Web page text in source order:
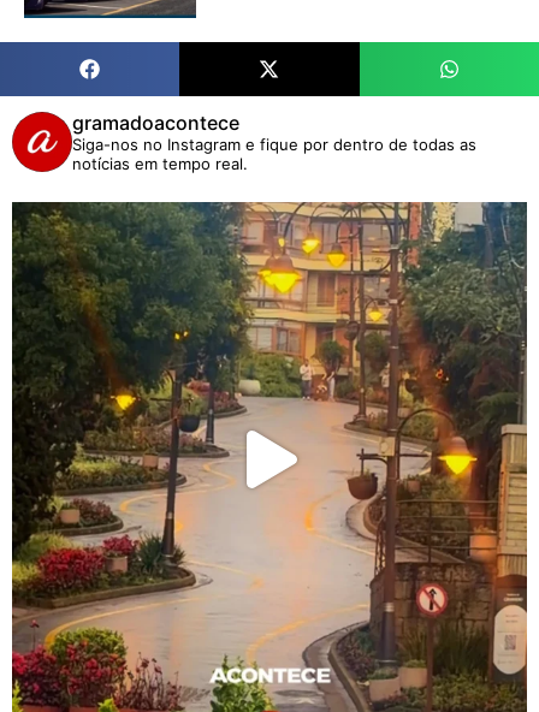
gramadoacontece
Siga-nos no Instagram e fique por dentro de todas as
notícias em tempo real.